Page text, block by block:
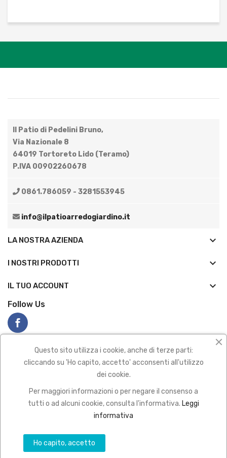
Il Patio di Pedelini Bruno,
Via Nazionale 8
64019 Tortoreto Lido (Teramo)
P.IVA 00902260678
0861.786059 - 3281553945
info@ilpatioarredogiardino.it
LA NOSTRA AZIENDA keyboard_arrow_down
I NOSTRI PRODOTTI keyboard_arrow_down
IL TUO ACCOUNT 
Follow Us
2022 All Rights Reserved
Pagamenti sicuro con
Questo sito utilizza i cookie, anche di terze parti:
cliccando su 'Ho capito, accetto' acconsenti all'utilizzo
dei cookie.
Per maggiori informazioni o per negare il consenso a
tutti o ad alcuni cookie, consulta l'informativa. Leggi
informativa
Ho capito, accetto